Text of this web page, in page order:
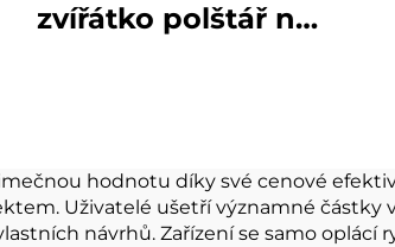
zvířátko polštář na
vycpaná liška
hodnotu díky své cenové
Uživatelé ušetří významné částky
návrhů. Zařízení se samo